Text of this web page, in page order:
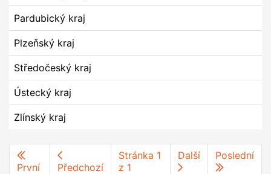
Pardubický kraj
Plzeňský kraj
Středočeský kraj
Ústecký kraj
Zlínský kraj
První Předchozí
Stránka 1
z 1
Další Poslední